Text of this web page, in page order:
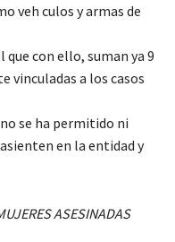
veh culos y armas de
con ello, suman ya 9
vinculadas a los casos
se ha permitido ni
en la entidad y
ASESINADAS